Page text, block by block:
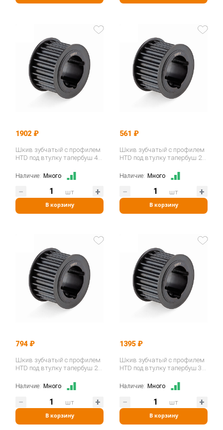
1902 ₽
Шкив зубчатый с профилем
HTD под втулку тапербуш 44-
Наличие: Много
В корзину
шт
561 ₽
Шкив зубчатый с профилем
HTD под втулку тапербуш 22-
Наличие: Много
В корзину
шт
794 ₽
Шкив зубчатый с профилем
HTD под втулку тапербуш 28-
Наличие: Много
В корзину
шт
1395 ₽
Шкив зубчатый с профилем
HTD под втулку тапербуш 36-
Наличие: Много
В корзину
шт